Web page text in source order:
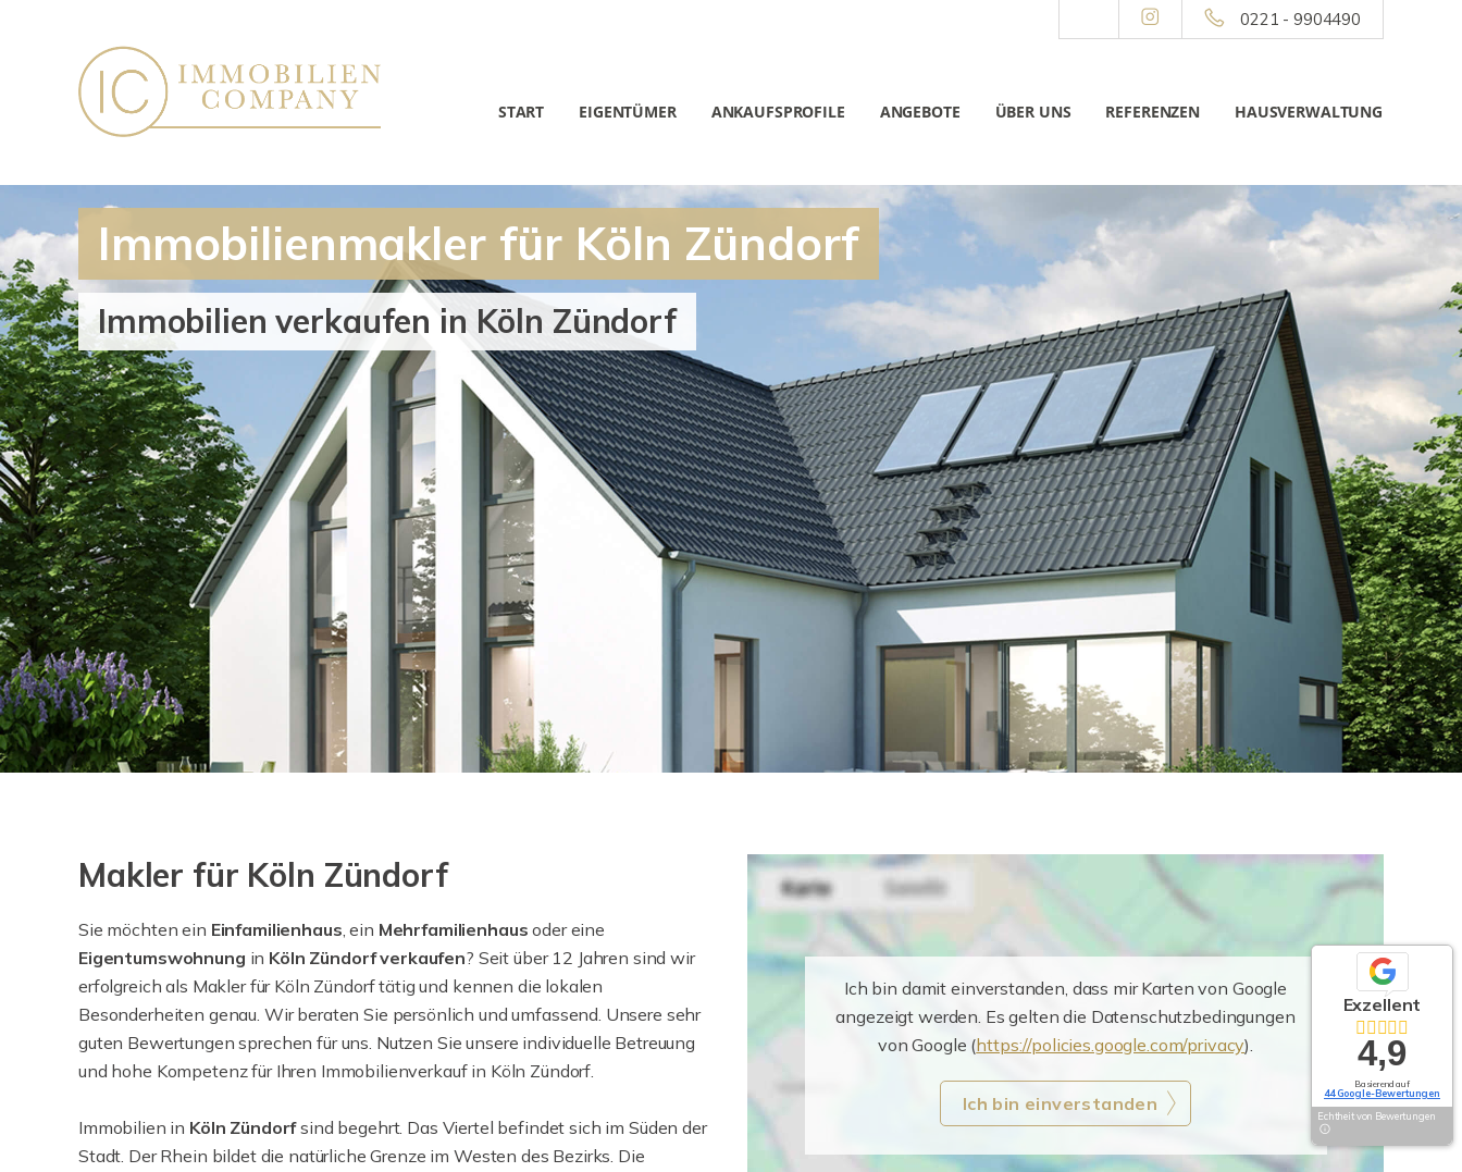
0221 - 9904490
START EIGENTÜMER ANKAUFSPROFILE ANGEBOTE ÜBER UNS REFERENZEN HAUSVERWALTUNG
Immobilienmakler für Köln Zündorf
Immobilien verkaufen in Köln Zündorf
Makler für Köln Zündorf
Sie möchten ein Einfamilienhaus, ein Mehrfamilienhaus oder eine
Eigentumswohnung in Köln Zündorf verkaufen? Seit über 12 Jahren sind wir
erfolgreich als Makler für Köln Zündorf tätig und kennen die lokalen
Besonderheiten genau. Wir beraten Sie persönlich und umfassend. Unsere sehr
guten Bewertungen sprechen für uns. Nutzen Sie unsere individuelle Betreuung
und hohe Kompetenz für Ihren Immobilienverkauf in Köln Zündorf.
Immobilien in Köln Zündorfsind begehrt. Das Viertel befindet sich im Süden der
Stadt. Der Rhein bildet die natürliche Grenze im Westen des Bezirks. Die
Ich bin damit einverstanden, dass mir Karten von Google
angezeigt werden. Es gelten die Datenschutzbedingungen
von Google (https://policies.google.com/privacy).
Ich bin einverstanden
Exzellent
4,9
Basierend auf
44 Google-Bewertungen
Echtheit von Bewertungen